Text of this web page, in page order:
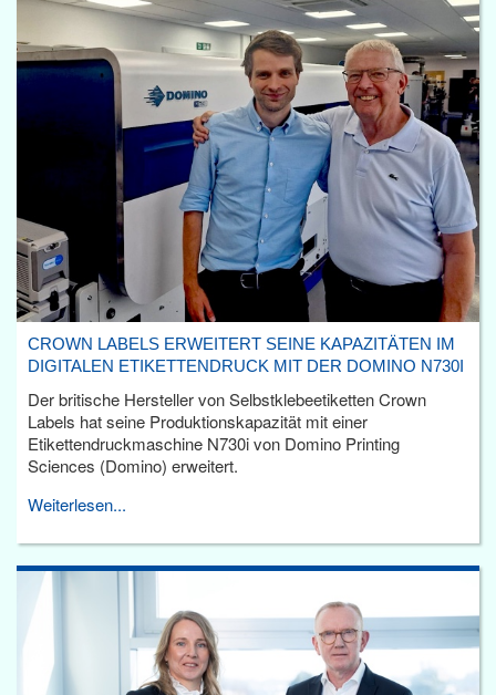
CROWN LABELS ERWEITERT SEINE KAPAZITÄTEN IM
DIGITALEN ETIKETTENDRUCK MIT DER DOMINO N730I
Der britische Hersteller von Selbstklebeetiketten Crown
Labels hat seine Produktionskapazität mit einer
Etikettendruckmaschine N730i von Domino Printing
Sciences (Domino) erweitert.
Weiterlesen...